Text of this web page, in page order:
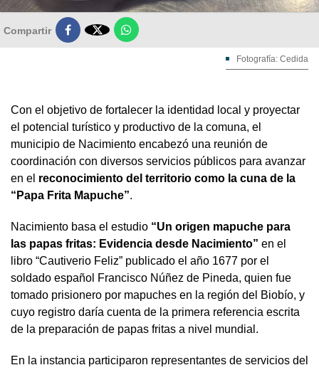
Compartir 
Fotografía: Cedida
Con el objetivo de fortalecer la identidad local y proyectar
el potencial turístico y productivo de la comuna, el
municipio de Nacimiento encabezó una reunión de
coordinación con diversos servicios públicos para avanzar
en el reconocimiento del territorio como la cuna de la
“Papa Frita Mapuche”.
Nacimiento basa el estudio “Un origen mapuche para
las papas fritas: Evidencia desde Nacimiento” en el
libro “Cautiverio Feliz” publicado el año 1677 por el
soldado español Francisco Núñez de Pineda, quien fue
tomado prisionero por mapuches en la región del Biobío, y
cuyo registro daría cuenta de la primera referencia escrita
de la preparación de papas fritas a nivel mundial.
En la instancia participaron representantes de servicios del